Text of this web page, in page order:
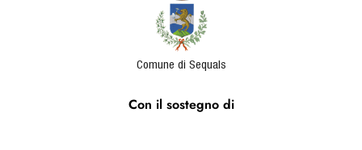
Comune di Sequals
Con il sostegno di